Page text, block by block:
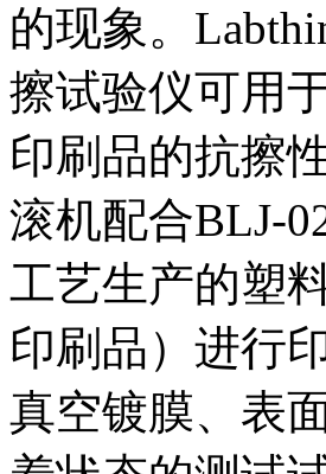
的现象。
擦试验仪可用
印刷品的抗擦
滚机配合BLJ-
工艺生产的塑
印刷品）进行
真空镀膜、表